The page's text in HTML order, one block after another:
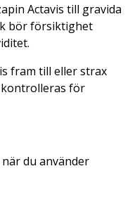
Actavis till gravida
bör försiktighet
fram till eller strax
för
du använder